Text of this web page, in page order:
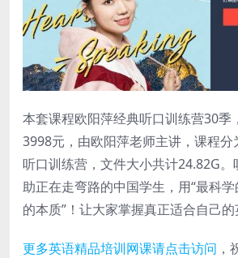
本套课程欧阳萍经典听口训练营30季
3998元，由欧阳萍老师主讲，课程
听口训练营，文件大小共计24.82G
助正在走弯路的中国学生，用“最科
的本质”！让大家掌握真正适合自己的
更多英语精品培训网课请点击访问 ，